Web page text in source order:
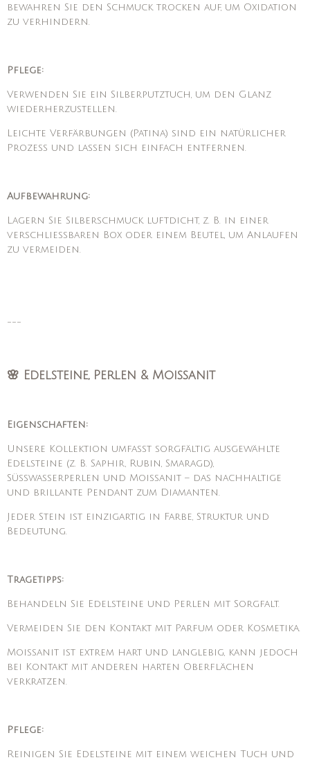
bewahren Sie den Schmuck trocken auf, um Oxidation
zu verhindern.
Pflege:
Verwenden Sie ein Silberputztuch, um den Glanz
wiederherzustellen.
Leichte Verfärbungen (Patina) sind ein natürlicher
Prozess und lassen sich einfach entfernen.
Aufbewahrung:
Lagern Sie Silberschmuck luftdicht, z. B. in einer
verschließbaren Box oder einem Beutel, um Anlaufen
zu vermeiden.
---
🌸 Edelsteine, Perlen & Moissanit
Eigenschaften:
Unsere Kollektion umfasst sorgfältig ausgewählte
Edelsteine (z. B. Saphir, Rubin, Smaragd),
Süßwasserperlen und Moissanit – das nachhaltige
und brillante Pendant zum Diamanten.
Jeder Stein ist einzigartig in Farbe, Struktur und
Bedeutung.
Tragetipps:
Behandeln Sie Edelsteine und Perlen mit Sorgfalt.
Vermeiden Sie den Kontakt mit Parfum oder Kosmetika.
Moissanit ist extrem hart und langlebig, kann jedoch
bei Kontakt mit anderen harten Oberflächen
verkratzen.
Pflege:
Reinigen Sie Edelsteine mit einem weichen Tuch und